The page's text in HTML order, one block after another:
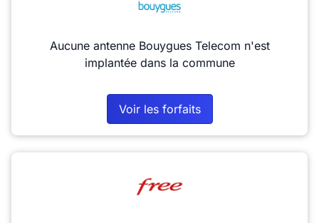
Aucune antenne Bouygues Telecom n'est
implantée dans la commune
Voir les forfaits